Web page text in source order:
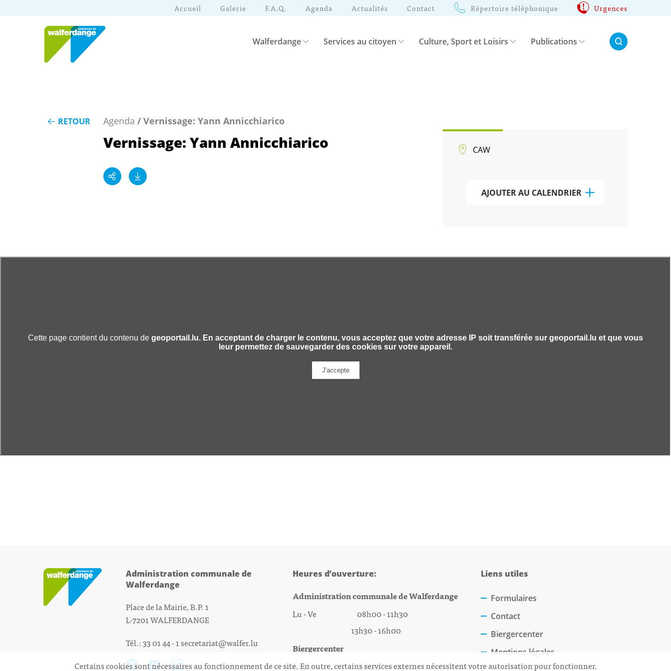
Accueil Galerie F.A.Q. Agenda Actualités Contact Répertoire téléphonique Urgences
Walferdange Services au citoyen Culture, Sport et Loisirs Publications Rechercher:
RETOUR Agenda / Vernissage: Yann Annicchiarico
Vernissage: Yann Annicchiarico CAW
AJOUTER AU CALENDRIER
Administration communale de
Walferdange
Place de la Mairie, B.P. 1
L-7201 WALFERDANGE
Tél.: 33 01 44 - 1secretariat@walfer.lu
Heures d’ouverture:
Administration communale de Walferdange
Lu - Ve 08h00 - 11h30
13h30 - 16h00
Biergercenter
Lu - Ve 08h00 - 11h30
Liens utiles
Formulaires
Contact
Biergercenter
Mentions légales
Certains cookies sont nécessaires au fonctionnement de ce site. En outre, certains services externes nécessitent votre autorisation pour fonctionner.